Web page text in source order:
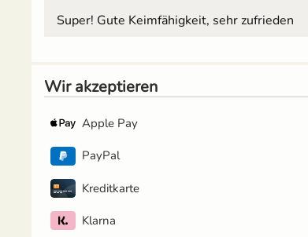
Super! Gute Keimfähigkeit, sehr zufrieden
Wir akzeptieren
Apple Pay
PayPal
Kreditkarte
Klarna